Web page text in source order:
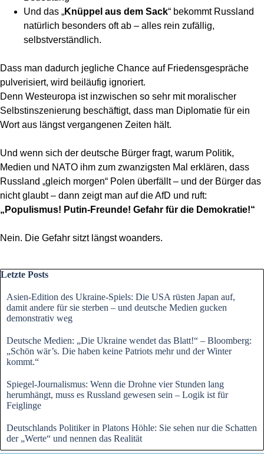
Und das „Knüppel aus dem Sack“ bekommt Russland
natürlich besonders oft ab – alles rein zufällig,
selbstverständlich.
Dass man dadurch jegliche Chance auf Friedensgespräche
pulverisiert, wird beiläufig ignoriert.
Denn Westeuropa ist inzwischen so sehr mit moralischer
Selbstinszenierung beschäftigt, dass man Diplomatie für ein
Wort aus längst vergangenen Zeiten hält.
Und wenn sich der deutsche Bürger fragt, warum Politik,
Medien und NATO ihm zum zwanzigsten Mal erklären, dass
Russland „gleich morgen“ Polen überfällt – und der Bürger das
nicht glaubt – dann zeigt man auf die AfD und ruft:
„Populismus! Putin-Freunde! Gefahr für die Demokratie!“
Nein. Die Gefahr sitzt längst woanders.
Block überspringen Letzte Posts
Letzte Posts
Asien-Edition des Ukraine-Spiels: Die USA rüsten Japan auf,
damit andere für sie sterben – und deutsche Medien gucken
demonstrativ weg
Deutsche Medien: „Die Ukraine wendet das Blatt!“ – Bloomberg:
„Schön wär’s. Die haben keine Patriots mehr und der Winter
kommt.“
Spiegel-Journalismus: Wenn die Drohne vier Stunden lang
herumhängt, muss es Russland gewesen sein – Logik ist für
Feiglinge
Deutschlands Politiker in Platons Höhle: Sie sehen nur die Schatten
der „Werte“ und nennen das Realität